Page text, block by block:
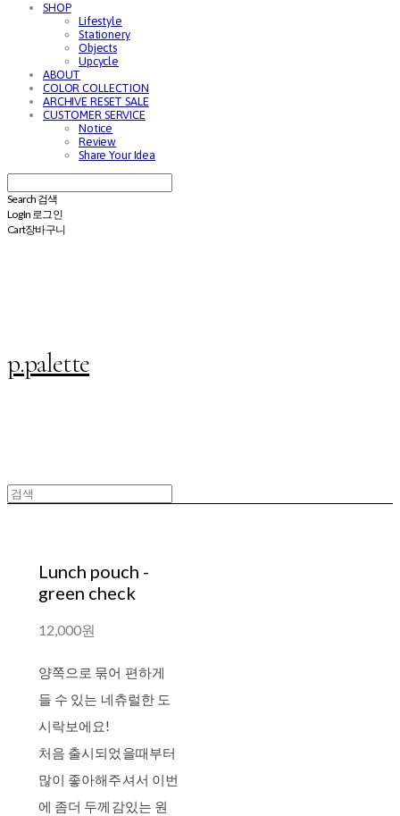
SHOP
Lifestyle
Stationery
Objects
Upcycle
ABOUT
COLOR COLLECTION
ARCHIVE RESET SALE
CUSTOMER SERVICE
Notice
Review
Share Your Idea
Search 검색
Log In 로그인
Cart장바구니
p.palette
Lunch pouch -
green check
12,000원
양쪽으로 묶어 편하게
들 수 있는 네츄럴한 도
시락보에요!
처음 출시되었을때부터
많이 좋아해주셔서 이번
에 좀더 두께감있는 원